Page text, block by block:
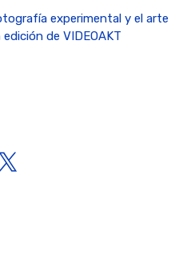
experimental y el arte
de VIDEOAKT